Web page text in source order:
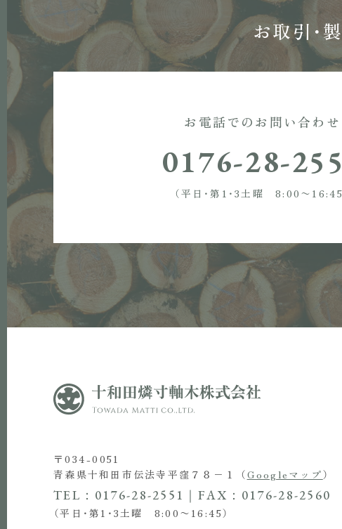
お取引・
お電話でのお問い合わせ
0176-28-
（平日・第1・3土曜 8:00〜16:45
〒034-0051
青森県十和田市伝法寺平窪７８−１
（Googleマップ）
TEL：0176-28-2551 FAX：0176-28-2560
（平日・第1・3土曜 8:00〜16:45）